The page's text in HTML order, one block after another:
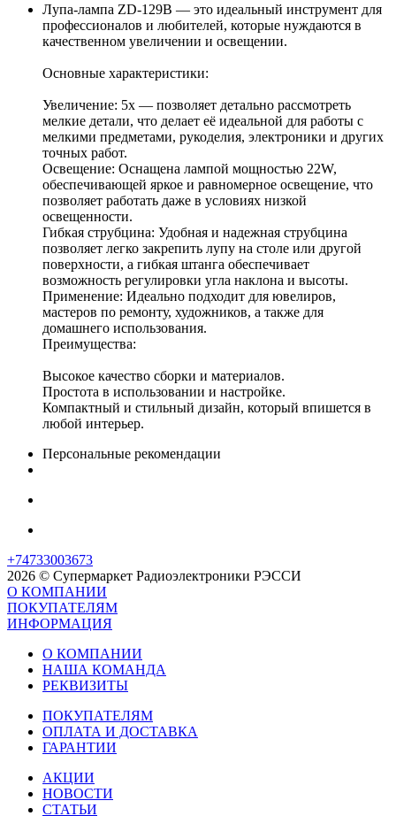
Лупа-лампа ZD-129B — это идеальный инструмент для
профессионалов и любителей, которые нуждаются в
качественном увеличении и освещении.
Основные характеристики:
Увеличение: 5x — позволяет детально рассмотреть
мелкие детали, что делает её идеальной для работы с
мелкими предметами, рукоделия, электроники и других
точных работ.
Освещение: Оснащена лампой мощностью 22W,
обеспечивающей яркое и равномерное освещение, что
позволяет работать даже в условиях низкой
освещенности.
Гибкая струбцина: Удобная и надежная струбцина
позволяет легко закрепить лупу на столе или другой
поверхности, а гибкая штанга обеспечивает
возможность регулировки угла наклона и высоты.
Применение: Идеально подходит для ювелиров,
мастеров по ремонту, художников, а также для
домашнего использования.
Преимущества:
Высокое качество сборки и материалов.
Простота в использовании и настройке.
Компактный и стильный дизайн, который впишется в
любой интерьер.
Персональные рекомендации
+74733003673
2026 © Супермаркет Радиоэлектроники РЭССИ
О КОМПАНИИ
ПОКУПАТЕЛЯМ
ИНФОРМАЦИЯ
О КОМПАНИИ
НАША КОМАНДА
РЕКВИЗИТЫ
ПОКУПАТЕЛЯМ
ОПЛАТА И ДОСТАВКА
ГАРАНТИИ
АКЦИИ
НОВОСТИ
СТАТЬИ